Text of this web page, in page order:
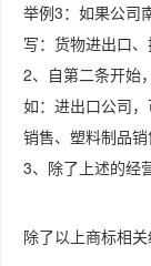
举例3：如果公司
写：货物进出口、
2、自第二条开始
如：进出口公司
销售、塑料制品销
3、除了上述的经
除了以上商标相